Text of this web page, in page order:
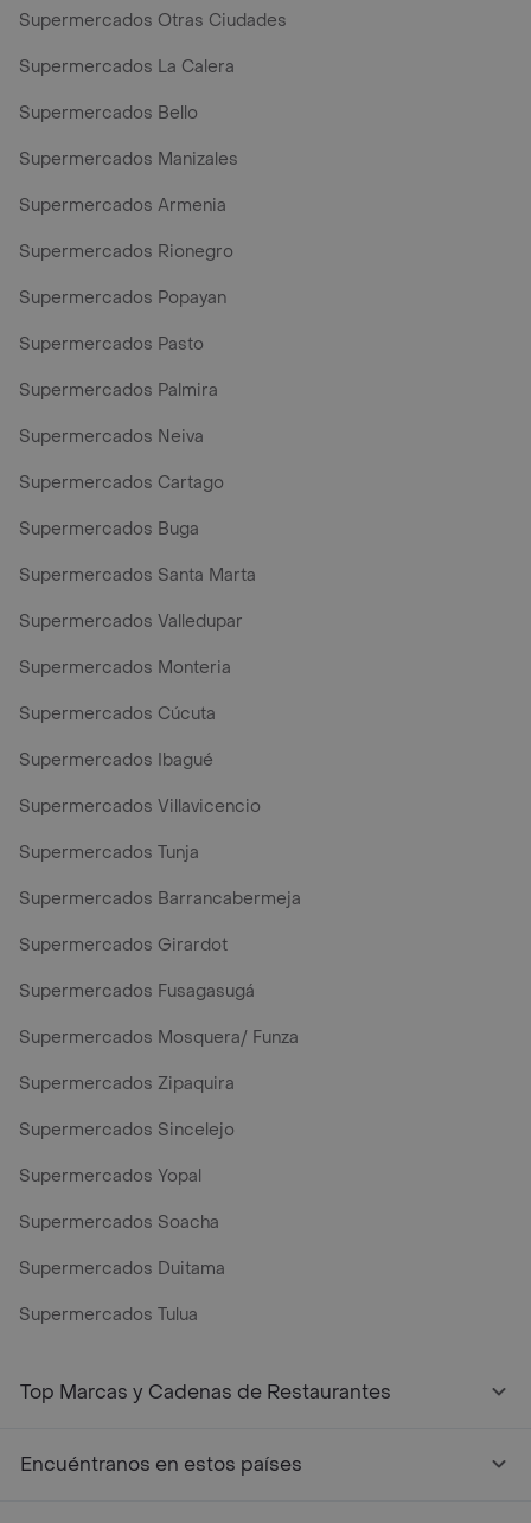
Supermercados Otras Ciudades
Supermercados La Calera
Supermercados Bello
Supermercados Manizales
Supermercados Armenia
Supermercados Rionegro
Supermercados Popayan
Supermercados Pasto
Supermercados Palmira
Supermercados Neiva
Supermercados Cartago
Supermercados Buga
Supermercados Santa Marta
Supermercados Valledupar
Supermercados Monteria
Supermercados Cúcuta
Supermercados Ibagué
Supermercados Villavicencio
Supermercados Tunja
Supermercados Barrancabermeja
Supermercados Girardot
Supermercados Fusagasugá
Supermercados Mosquera/ Funza
Supermercados Zipaquira
Supermercados Sincelejo
Supermercados Yopal
Supermercados Soacha
Supermercados Duitama
Supermercados Tulua
Top Marcas y Cadenas de Restaurantes
Encuéntranos en estos países